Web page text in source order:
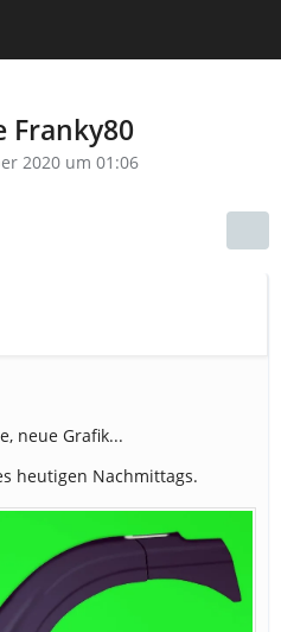
Franky80
2020 um 01:06
neue Grafik...
heutigen Nachmittags.